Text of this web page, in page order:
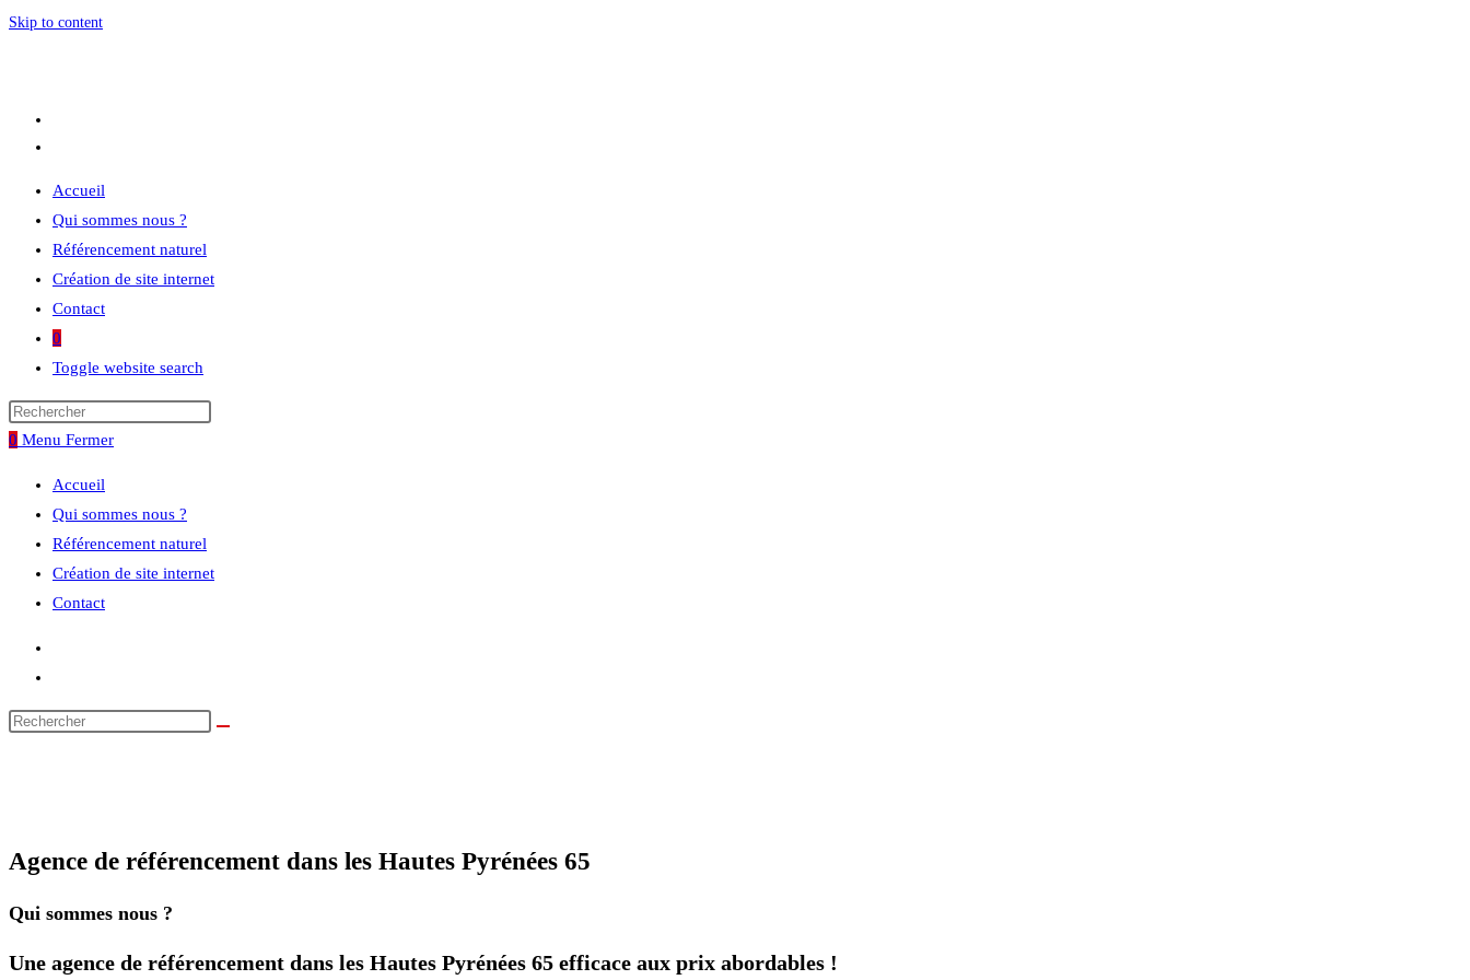
Skip to content
Accueil
Qui sommes nous ?
Référencement naturel
Création de site internet
Contact
0
Toggle website search
0 Menu Fermer
Accueil
Qui sommes nous ?
Référencement naturel
Création de site internet
Contact
Agence de référencement dans les Hautes Pyrénées 65
Qui sommes nous ?
Une agence de référencement dans les Hautes Pyrénées 65 efficace aux prix abordables !